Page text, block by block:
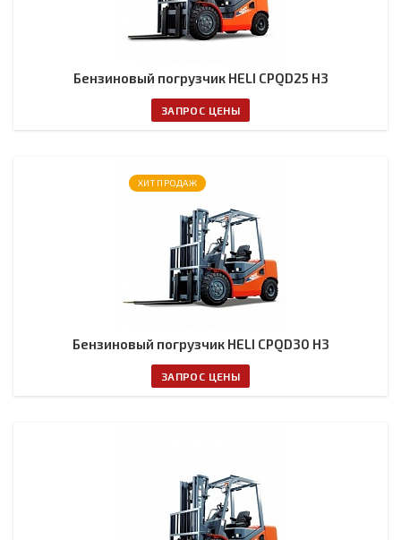
Бензиновый погрузчик HELI CPQD25 H3
ЗАПРОС ЦЕНЫ
ХИТ ПРОДАЖ
Бензиновый погрузчик HELI CPQD30 H3
ЗАПРОС ЦЕНЫ